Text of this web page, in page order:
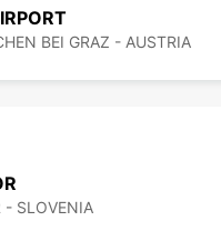
BEI GRAZ - AUSTRIA
- SLOVENIA